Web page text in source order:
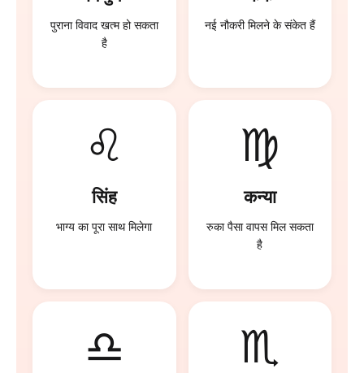
विदेश यात्रा के योग बन रहे
हैं
नई नौकरी मिलने के संकेत हैं
♌
सिंह
स्वास्थ्य पहले से बेहतर रहेगा
♍
कन्या
प्रेम संबंध मजबूत होंगे
♎ ♏